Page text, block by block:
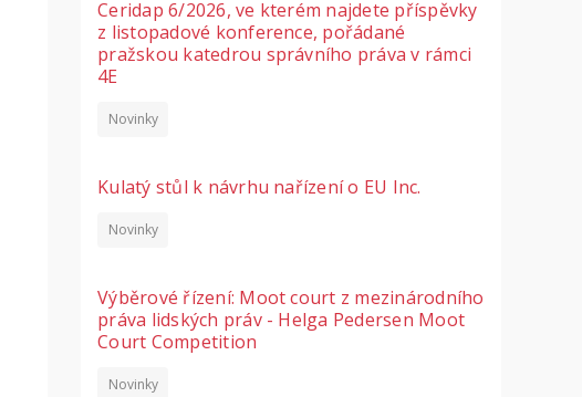
Ceridap 6/2026, ve kterém najdete příspěvky
z listopadové konference, pořádané
pražskou katedrou správního práva v rámci
4E
Novinky
Kulatý stůl k návrhu nařízení o EU Inc.
Novinky
Výběrové řízení: Moot court z mezinárodního
práva lidských práv - Helga Pedersen Moot
Court Competition
Novinky